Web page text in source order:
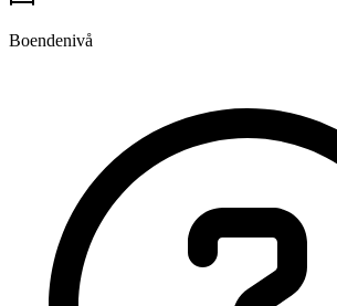
Boendenivå